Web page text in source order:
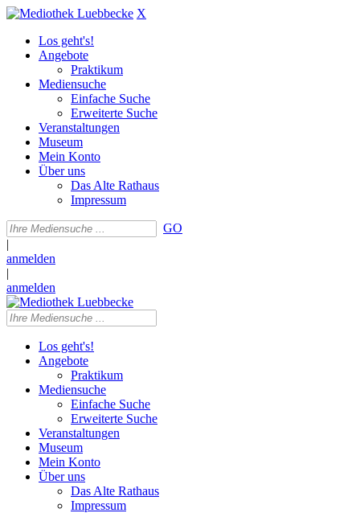
X
Los geht's!
Angebote
Praktikum
Mediensuche
Einfache Suche
Erweiterte Suche
Veranstaltungen
Museum
Mein Konto
Über uns
Das Alte Rathaus
Impressum
GO
|
anmelden
|
anmelden
Los geht's!
Angebote
Praktikum
Mediensuche
Einfache Suche
Erweiterte Suche
Veranstaltungen
Museum
Mein Konto
Über uns
Das Alte Rathaus
Impressum